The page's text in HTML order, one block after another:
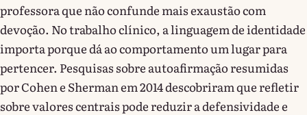
professora que não confunde mais exaustão com
devoção. No trabalho clínico, a linguagem de identidade
importa porque dá ao comportamento um lugar para
pertencer. Pesquisas sobre autoafirmação resumidas
por Cohen e Sherman em 2014 descobriram que refletir
sobre valores centrais pode reduzir a defensividade e